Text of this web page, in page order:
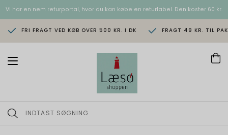
Vi har en nem returportal, hvor du kan købe en returlabel. Den koster 60 kr.
FRI FRAGT VED KØB OVER 500 KR. I DK FRAGT 49 KR. TIL
T
n
a